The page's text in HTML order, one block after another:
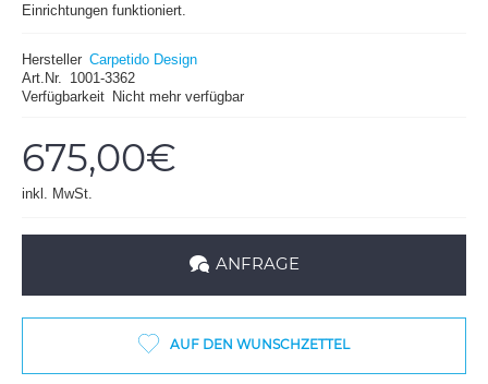
Einrichtungen funktioniert.
Hersteller Carpetido Design
Art.Nr.
1001-3362
Verfügbarkeit Nicht mehr verfügbar
675,00€
inkl. MwSt.
ANFRAGE
AUF DEN WUNSCHZETTEL